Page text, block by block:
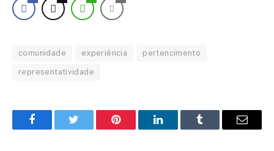
comunidade experiência pertencimento
representatividade
FacebookTwitter Pinterest LinkedInTumblr Email